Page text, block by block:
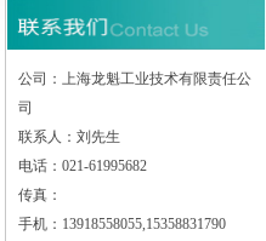
公司：上海龙魁工业技术有限责任公
司
联系人：刘先生
电话：021-61995682
传真：
手机：13918558055,15358831790